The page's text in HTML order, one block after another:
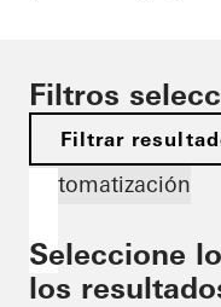
Filtros
Filtrar
Automatización
Seleccione
los